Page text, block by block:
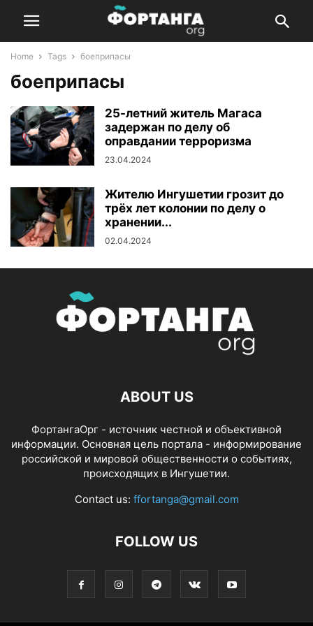
Home Tags боеприпасы
боеприпасы
25-летний житель Магаса
задержан по делу об
оправдании терроризма
23.04.2024
Жителю Ингушетии грозит до
трёх лет колонии по делу о
хранении...
02.04.2024
ABOUT US
ФортангаОрг - источник честной и объективной
информации. Основная цель портала - информирование
российской и мировой общественности о событиях,
происходящих в Ингушетии.
Contact us: ffortanga@gmail.com
FOLLOW US